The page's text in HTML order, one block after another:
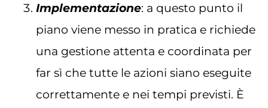
Implementazione: a questo punto il
piano viene messo in pratica e richiede
una gestione attenta e coordinata per
far sì che tutte le azioni siano eseguite
correttamente e nei tempi previsti. È